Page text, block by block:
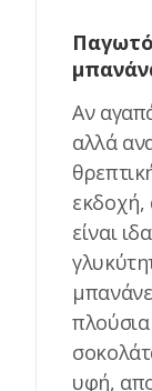
Αν
αλλά
εκδοχή,
είναι
υφή,